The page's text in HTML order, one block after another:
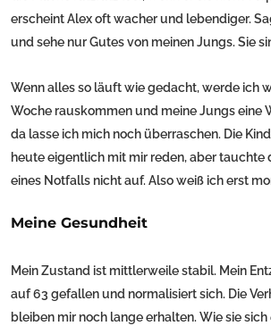
erscheint Alex oft wacher und lebendiger.
und sehe nur Gutes von meinen Jungs. Sie
Wenn alles so läuft wie gedacht, werde ich
Woche rauskommen und meine Jungs eine
da lasse ich mich noch überraschen. Die
heute eigentlich mit mir reden, aber tauchte
eines Notfalls nicht auf. Also weiß ich erst
Meine Gesundheit
Mein Zustand ist mittlerweile stabil. Mein
auf 63 gefallen und normalisiert sich. Die
bleiben mir noch lange erhalten. Wie sie